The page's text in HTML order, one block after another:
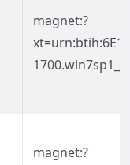
magnet:?
magnet:?